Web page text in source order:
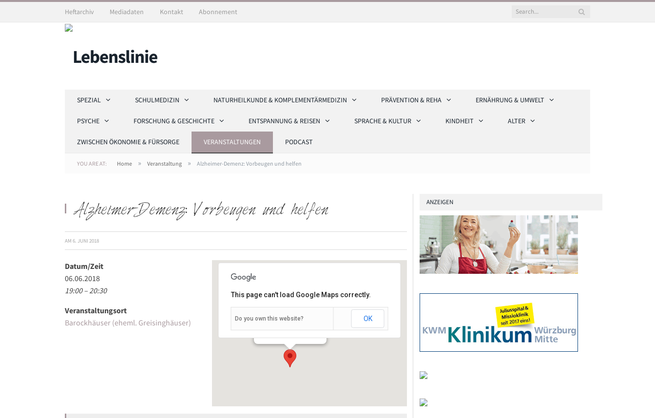
Heftarchiv Mediadaten Kontakt Abonnement
SPEZIAL SCHULMEDIZIN NATURHEILKUNDE & KOMPLEMENTÄRMEDIZIN PRÄVENTION & REHA ERNÄHRUNG & UMWELT
PSYCHE FORSCHUNG & GESCHICHTE ENTSPANNUNG & REISEN SPRACHE & KULTUR KINDHEIT ALTER
ZWISCHEN ÖKONOMIE & FÜRSORGE VERANSTALTUNGEN PODCAST
YOU ARE AT: Home » Veranstaltung » Alzheimer-Demenz: Vorbeugen und helfen
Alzheimer-Demenz: Vorbeugen und helfen
AM 6. JUNI 2018
Veranstaltungen
This page can't load Google Maps correctly.
Do you own this website? OK
Datum/Zeit
06.06.2018
19:00 – 20:30
Veranstaltungsort
Barockhäuser (eheml. Greisinghäuser)
ANZEIGEN